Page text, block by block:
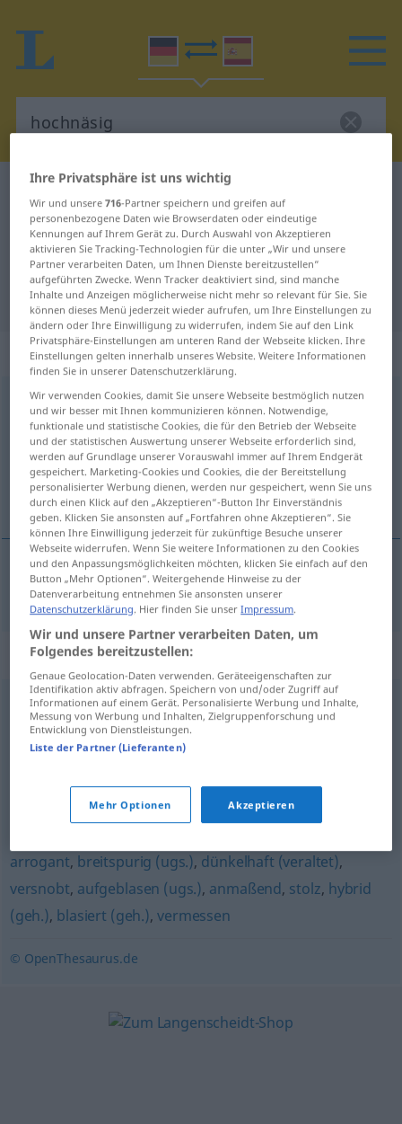
Deutsch-Spanisch Wörterbuch
Deutsch-Spanisch Übersetzung für
"hochnäsig"
"hochnäsig" Spanisch Übersetzung
„hochnäsig“: Adjektiv
hochnäsig [ˈhoːxnɛːzɪç]adj
Übersicht aller Übersetzungen
(Für mehr Details die Übersetzung anklicken/antippen)
engreído, arrogante
engreído,arrogante hochnäsig
Synonyme für "hochnäsig"
stolz,eingebildet,selbstgefällig,prätentiös,anmaßend
hochgestochen
eingebildet,schnippisch,überkandidelt
arrogant, breitspurig (ugs.), dünkelhaft (veraltet),
versnobt, aufgeblasen (ugs.), anmaßend, stolz, hybrid
(geh.), blasiert (geh.),vermessen
© OpenThesaurus.de
Ihre Privatsphäre ist uns wichtig
Wir und unsere716-Partner speichern und greifen auf
personenbezogene Daten wie Browserdaten oder eindeutige
Kennungen auf Ihrem Gerät zu. Durch Auswahl von Akzeptieren
aktivieren Sie Tracking-Technologien für die unter „Wir und unsere
Partner verarbeiten Daten, um Ihnen Dienste bereitzustellen“
aufgeführten Zwecke. Wenn Tracker deaktiviert sind, sind manche
Inhalte und Anzeigen möglicherweise nicht mehr so relevant für Sie. Sie
können dieses Menü jederzeit wieder aufrufen, um Ihre Einstellungen zu
ändern oder Ihre Einwilligung zu widerrufen, indem Sie auf den Link
Privatsphäre-Einstellungen am unteren Rand der Webseite klicken. Ihre
Einstellungen gelten innerhalb unseres Website. Weitere Informationen
finden Sie in unserer Datenschutzerklärung.
Wir verwenden Cookies, damit Sie unsere Webseite bestmöglich nutzen
und wir besser mit Ihnen kommunizieren können. Notwendige,
funktionale und statistische Cookies, die für den Betrieb der Webseite
und der statistischen Auswertung unserer Webseite erforderlich sind,
werden auf Grundlage unserer Vorauswahl immer auf Ihrem Endgerät
gespeichert. Marketing-Cookies und Cookies, die der Bereitstellung
personalisierter Werbung dienen, werden nur gespeichert, wenn Sie uns
durch einen Klick auf den „Akzeptieren“-Button Ihr Einverständnis
geben. Klicken Sie ansonsten auf „Fortfahren ohne Akzeptieren“. Sie
können Ihre Einwilligung jederzeit für zukünftige Besuche unserer
Webseite widerrufen. Wenn Sie weitere Informationen zu den Cookies
und den Anpassungsmöglichkeiten möchten, klicken Sie einfach auf den
Button „Mehr Optionen“. Weitergehende Hinweise zu der
Datenverarbeitung entnehmen Sie ansonsten unserer
Datenschutzerklärung. Hier finden Sie unserImpressum.
Wir und unsere Partner verarbeiten Daten, um
Folgendes bereitzustellen:
Genaue Geolocation-Daten verwenden. Geräteeigenschaften zur
Identifikation aktiv abfragen. Speichern von und/oder Zugriff auf
Informationen auf einem Gerät. Personalisierte Werbung und Inhalte,
Messung von Werbung und Inhalten, Zielgruppenforschung und
Entwicklung von Dienstleistungen.
Liste der Partner (Lieferanten)
Mehr Optionen Akzeptieren